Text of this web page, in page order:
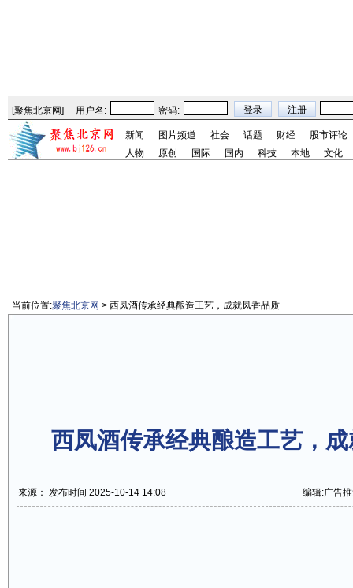
[聚焦北京网] 用户名: 密码:
新闻 图片频道 社会 话题 财经
股市评论
人物
原创 国际 国内 科技 本地 文化
当前位置:聚焦北京网 > 西凤酒传承经典酿造工艺，成就凤香品质
西凤酒传承经典酿造工艺，
来源： 发布时间 2025-10-14 14:08 编辑:广告